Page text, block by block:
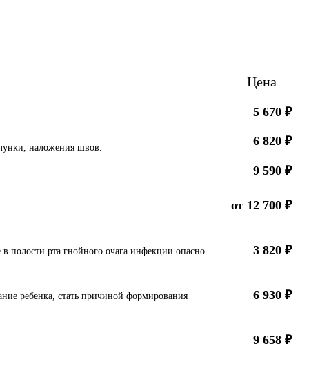
Цена
5 670 ₽
наложения швов. 6 820 ₽
9 590 ₽
от 12 700 ₽
полости рта гнойного очага инфекции опасно 3 820 ₽
ребенка, стать причиной формирования 6 930 ₽
9 658 ₽